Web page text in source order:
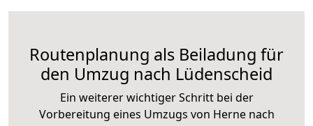
Routenplanung als Beiladung für
den Umzug nach Lüdenscheid
Ein weiterer wichtiger Schritt bei der
Vorbereitung eines Umzugs von Herne nach